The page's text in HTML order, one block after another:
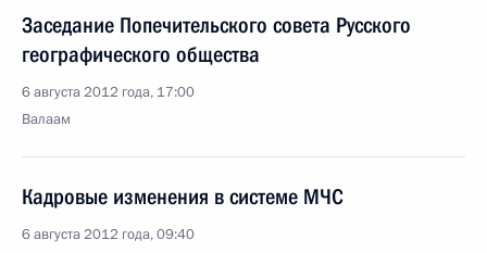
Заседание Попечительского совета Русского
географического общества
6 августа 2012 года, 17:00
Валаам
Кадровые изменения в системе МЧС
6 августа 2012 года, 09:40